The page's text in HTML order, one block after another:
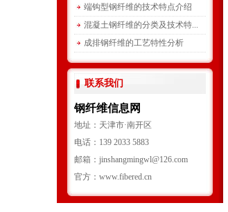
端钩型钢纤维的技术特点介绍
混凝土钢纤维的分类及技术特...
成排钢纤维的工艺特性分析
联系我们
钢纤维信息网
地址：天津市·南开区
电话：139 2033 5883
邮箱：jinshangmingwl@126.com
官方：www.fibered.cn